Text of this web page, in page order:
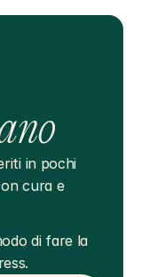
in pochi
cura e
di fare la